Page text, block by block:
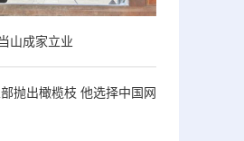
山成家立业
抛出橄榄枝 他选择中国网